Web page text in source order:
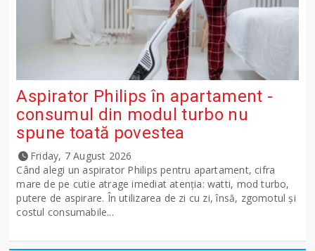
Aspirator Philips în apartament -
consumul din modul turbo nu
spune toată povestea
Friday, 7 August 2026
Când alegi un aspirator Philips pentru apartament, cifra
mare de pe cutie atrage imediat atenția: watti, mod turbo,
putere de aspirare. În utilizarea de zi cu zi, însă, zgomotul și
costul consumabile...